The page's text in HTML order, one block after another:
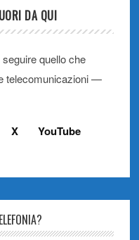
DA QUI
quello che
telecomunicazioni —
X YouTube